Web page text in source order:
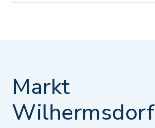
Markt
Wilhermsdorf